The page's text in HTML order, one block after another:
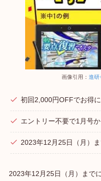
画像引用： 進研
初回2,000円OFFでお得
エントリー不要で1月号
2023年12月25日（月）
2023年12月25日（月）まで